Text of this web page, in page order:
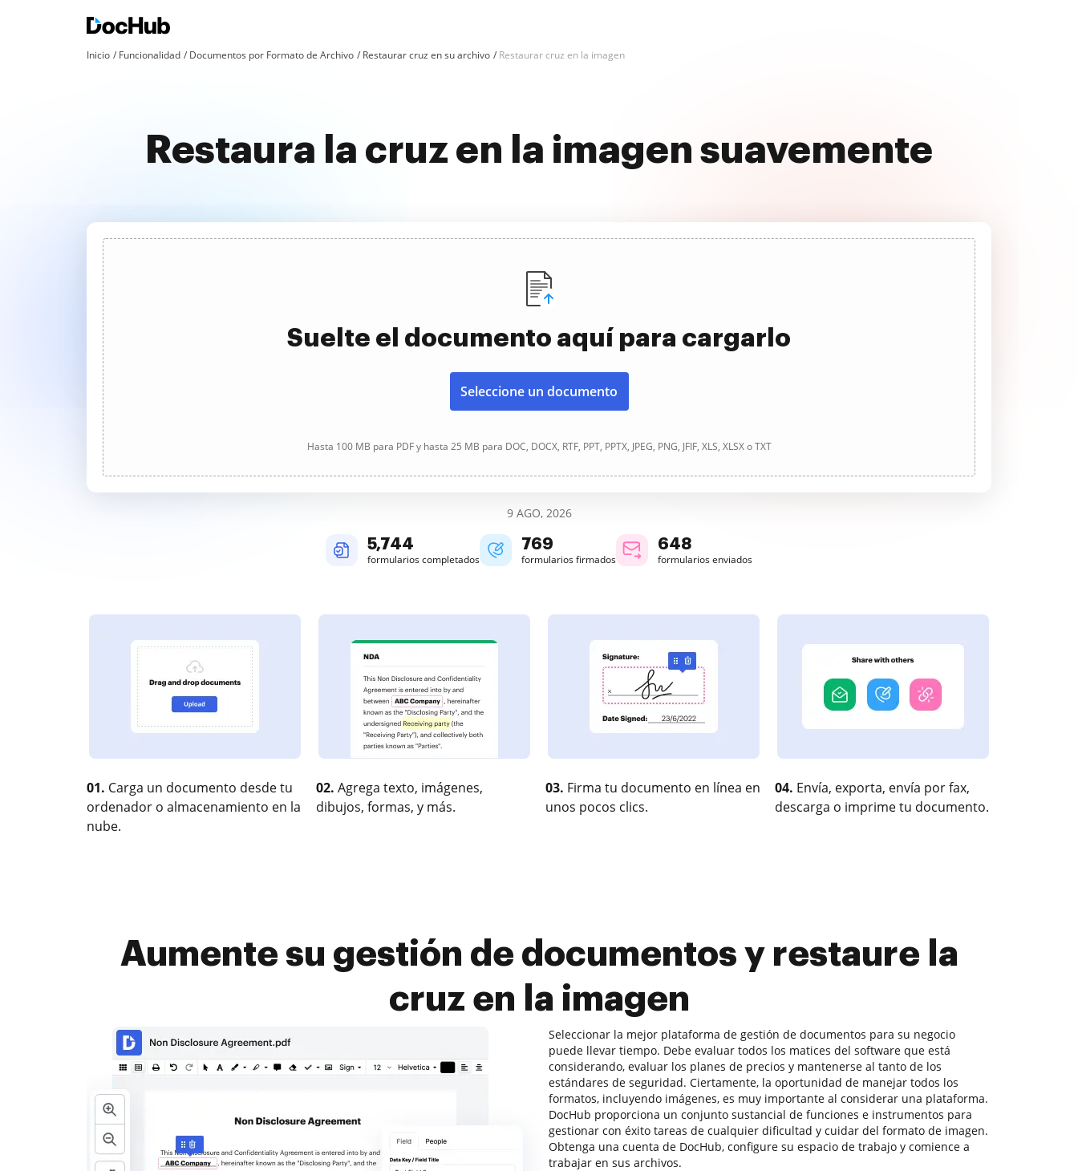
Inicio Funcionalidad Documentos por Formato de Archivo Restaurar cruz en su archivo Restaurar cruz en la imagen
Restaura la cruz en la imagen suavemente
Suelte el documento aquí para cargarlo
Seleccione un documento
Hasta 100 MB para PDF y hasta 25 MB para DOC, DOCX, RTF, PPT, PPTX, JPEG, PNG, JFIF, XLS, XLSX o TXT
9 AGO, 2026
5,745
formularios completados
769
formularios firmados
648
formularios enviados
01. Carga un documento desde tu
ordenador o almacenamiento en la
nube.
02. Agrega texto, imágenes,
dibujos, formas, y más.
03. Firma tu documento en línea en
unos pocos clics.
04. Envía, exporta, envía por fax,
descarga o imprime tu documento.
Aumente su gestión de documentos y restaure la
cruz en la imagen
Seleccionar la mejor plataforma de gestión de documentos para su negocio
puede llevar tiempo. Debe evaluar todos los matices del software que está
considerando, evaluar los planes de precios y mantenerse al tanto de los
estándares de seguridad. Ciertamente, la oportunidad de manejar todos los
formatos, incluyendo imágenes, es muy importante al considerar una plataforma.
DocHub proporciona un conjunto sustancial de funciones e instrumentos para
gestionar con éxito tareas de cualquier dificultad y cuidar del formato de imagen.
Obtenga una cuenta de DocHub, configure su espacio de trabajo y comience a
trabajar en sus archivos.